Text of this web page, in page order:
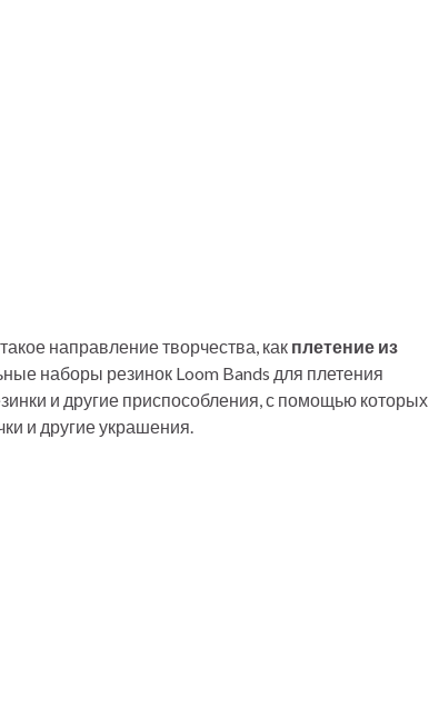
направление творчества, как плетение из
наборы резинок Loom Bands для плетения
и другие приспособления, с помощью которых
и другие украшения.